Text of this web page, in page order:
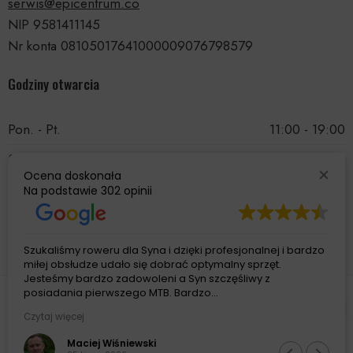
Manetki
Przerzutka tylna
SRAM GX Eagle Transmission Derailleur
SRAM GX Eagle Transmission Cassette, 12spd, 10-52t
Łańcuch
SRAM GX Eagle Transmission Flattop Chain
Korba
SRAM Alloy Crankset, Dub interface
Zębatki przednie
NIP 9581411145
Nr konta 08105017641000009076798579
Godziny otwarcia
Pon. - Pt.
11:00 - 19:00
Sobota
Niedziela
Ocena doskonała
Na podstawie 302 opinii
Szukaliśmy roweru dla Syna i dzięki profesjonalnej i bardzo
miłej obsłudze udało się dobrać optymalny sprzęt.
Jesteśmy bardzo zadowoleni a Syn szczęśliwy z
posiadania pierwszego MTB. Bardzo
Czytaj więcej
Maciej Wiśniewski